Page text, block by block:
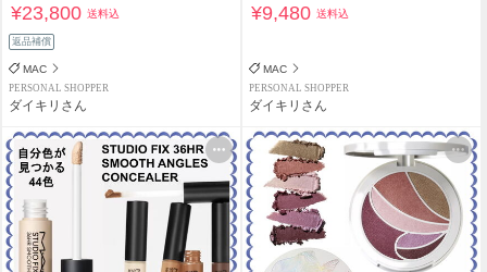
¥23,800送料込
返品補償
MAC
PERSONAL SHOPPER
ダイキリさん
¥9,480送料込
MAC
PERSONAL SHOPPER
ダイキリさん